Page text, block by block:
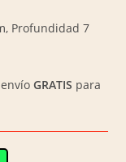
Profundidad 7
GRATIS para